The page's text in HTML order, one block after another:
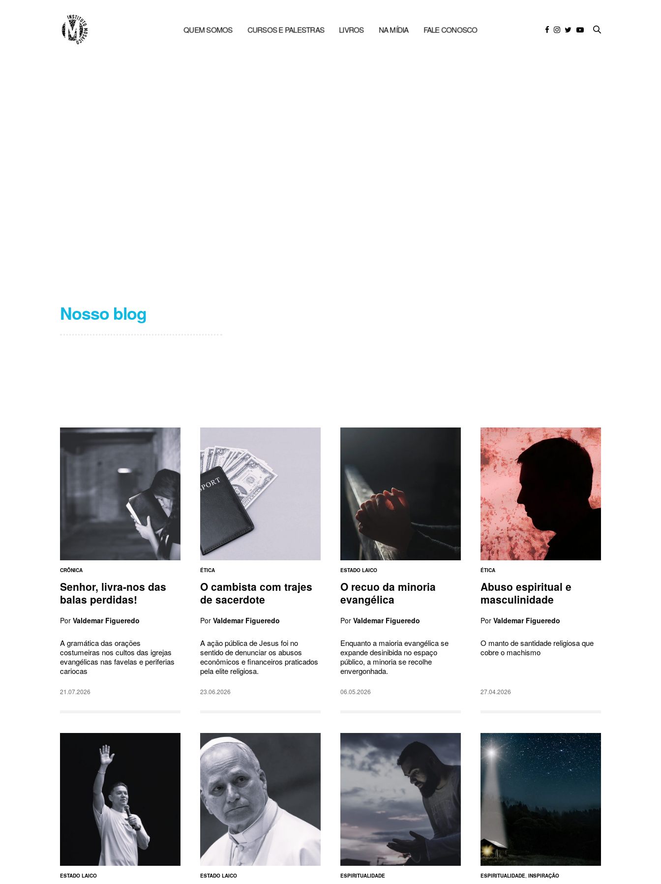
QUEM SOMOS CURSOS E PALESTRAS LIVROS NA MÍDIA FALE CONOSCO
Nosso blog
CRÔNICA
Senhor, livra-nos das
balas perdidas!
PorValdemar Figueredo
A gramática das orações
costumeiras nos cultos das igrejas
evangélicas nas favelas e periferias
cariocas
21.07.2026
ÉTICA
O cambista com trajes
de sacerdote
PorValdemar Figueredo
A ação pública de Jesus foi no
sentido de denunciar os abusos
econômicos e financeiros praticados
pela elite religiosa.
23.06.2026
ESTADO LAICO
O recuo da minoria
evangélica
Por Valdemar Figueredo
Enquanto a maioria evangélica se
expande desinibida no espaço
público, a minoria se recolhe
envergonhada.
06.05.2026
ÉTICA
Abuso espiritual e
masculinidade
Por Valdemar Figueredo
O manto de santidade religiosa que
cobre o machismo
27.04.2026
ESTADO LAICO ESTADO LAICO ESPIRITUALIDADE ESPIRITUALIDADE, INSPIRAÇÃO